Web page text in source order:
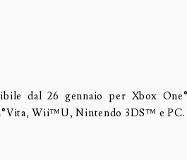
dal 26 gennaio per Xbox
Wii™U, Nintendo 3DS™ e PC.